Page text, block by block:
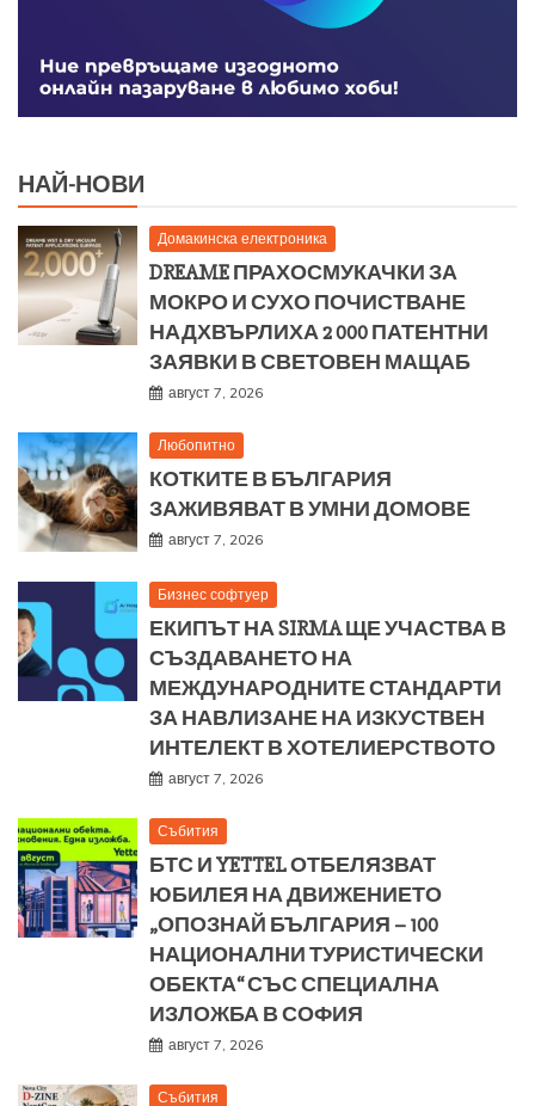
НАЙ-НОВИ
Домакинска електроника
DREAME ПРАХОСМУКАЧКИ ЗА
МОКРО И СУХО ПОЧИСТВАНЕ
НАДХВЪРЛИХА 2 000 ПАТЕНТНИ
ЗАЯВКИ В СВЕТОВЕН МАЩАБ
август 7, 2026
Любопитно
КОТКИТЕ В БЪЛГАРИЯ
ЗАЖИВЯВАТ В УМНИ ДОМОВЕ
август 7, 2026
Бизнес софтуер
ЕКИПЪТ НА SIRMA ЩЕ УЧАСТВА В
СЪЗДАВАНЕТО НА
МЕЖДУНАРОДНИТЕ СТАНДАРТИ
ЗА НАВЛИЗАНЕ НА ИЗКУСТВЕН
ИНТЕЛЕКТ В ХОТЕЛИЕРСТВОТО
август 7, 2026
Събития
БТС И YETTEL ОТБЕЛЯЗВАТ
ЮБИЛЕЯ НА ДВИЖЕНИЕТО
„ОПОЗНАЙ БЪЛГАРИЯ – 100
НАЦИОНАЛНИ ТУРИСТИЧЕСКИ
ОБЕКТА“ СЪС СПЕЦИАЛНА
ИЗЛОЖБА В СОФИЯ
август 7, 2026
Събития